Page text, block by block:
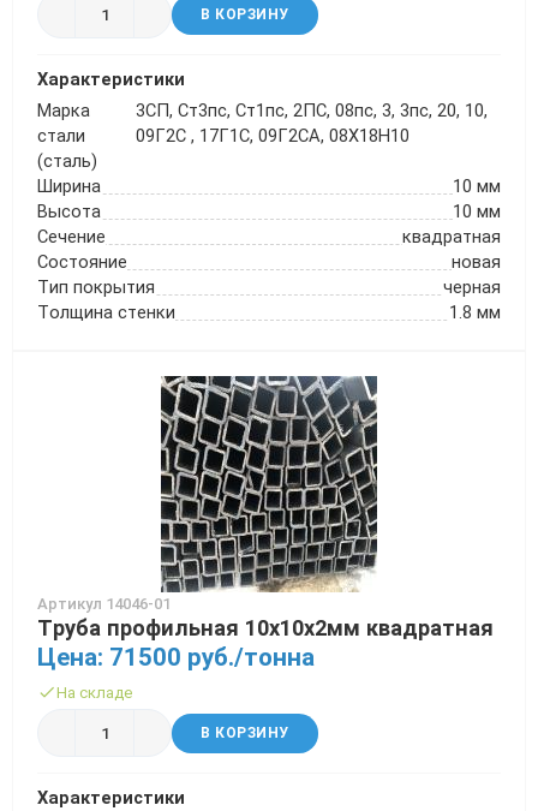
В КОРЗИНУ
Характеристики
Марка
стали
(сталь)
3СП, Ст3пс, Ст1пс, 2ПС, 08пс, 3, 3пс, 20, 10,
09Г2С , 17Г1С, 09Г2СА, 08Х18Н10
Ширина
10 мм
Высота
10 мм
Сечение
квадратная
Состояние
новая
Тип покрытия
черная
Толщина стенки
1.8 мм
Артикул 14046-01
Труба профильная 10х10х2мм квадратная
Цена: 71500 руб./тонна
На складе
В КОРЗИНУ
Характеристики